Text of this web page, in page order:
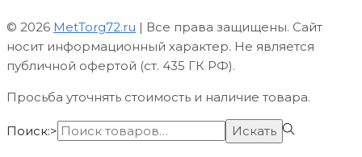
© 2026 MetTorg72.ru | Все права защищены. Сайт
носит информационный характер. Не является
публичной офертой (ст. 435 ГК РФ).
Просьба уточнять стоимость и наличие товара.
Поиск:> Искать